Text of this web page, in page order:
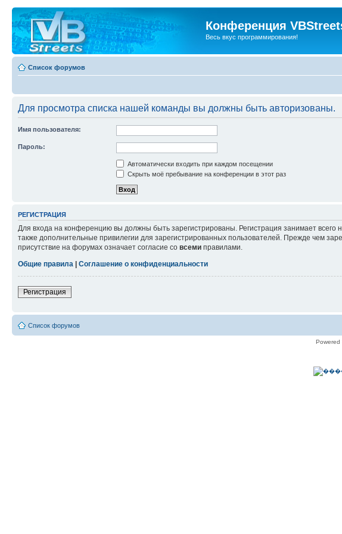
Конференция
Весь вкус программирования!
Список форумов
Для просмотра списка нашей команды вы должны быть авторизованы.
Имя пользователя:
Пароль:
Автоматически входить при каждом посещении
Скрыть моё пребывание на конференции в этот раз
РЕГИСТРАЦИЯ
Для входа на конференцию вы должны быть зарегистрированы. Регистрация занимает
также дополнительные привилегии для зарегистрированных пользователей. Прежде чем
присутствие на форумах означает согласие со всеми правилами.
Общие правила
Соглашение о конфиденциальности
Регистрация
Список форумов
Powered